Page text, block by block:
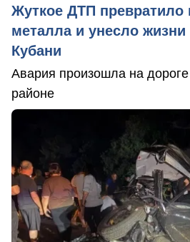
Жуткое ДТП
металла и унесло жизни
Кубани
Авария произошла на
районе